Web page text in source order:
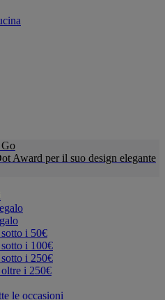
Award per il suo design elegante
i 50€
i 100€
i 250€
i 250€
le occasioni